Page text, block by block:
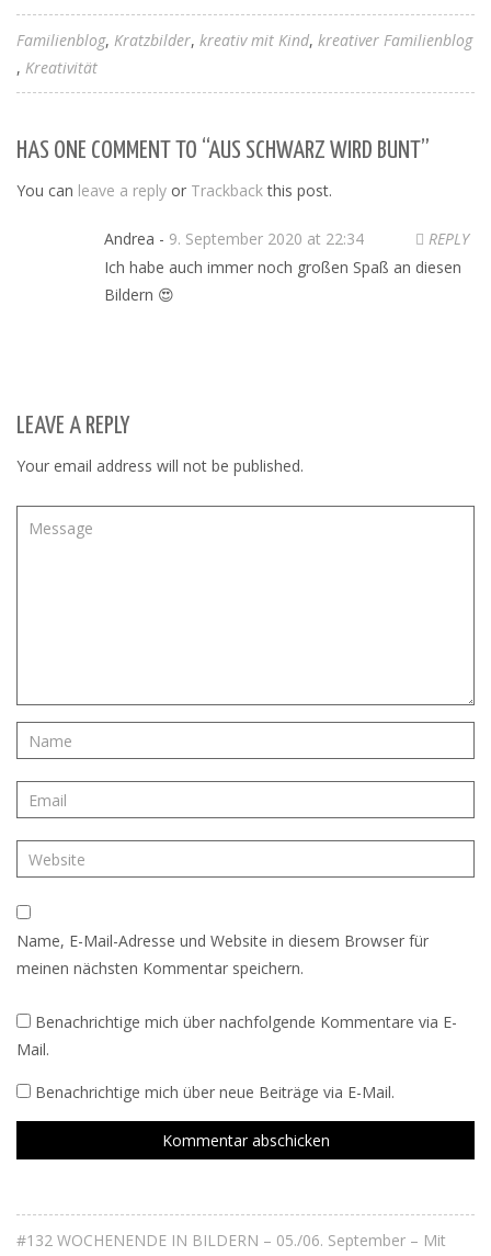
Familienblog Kratzbilder kreativ mit Kind kreativer Familienblog
Kreativität
HAS ONE COMMENT TO “AUS SCHWARZ WIRD BUNT”
You can leave a reply or Trackbackthis post.
Andrea - 9. September 2020 at 22:34
REPLY
Ich habe auch immer noch großen Spaß an diesen
Bildern 😍
LEAVE A REPLY
Your email address will not be published.
Name, E-Mail-Adresse und Website in diesem Browser für
meinen nächsten Kommentar speichern.
Benachrichtige mich über nachfolgende Kommentare via E-
Mail.
Benachrichtige mich über neue Beiträge via E-Mail.
#132 WOCHENENDE IN BILDERN – 05./06. September – Mit